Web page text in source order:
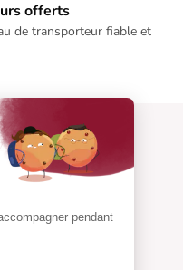
pendant
offerts
de transporteur fiable et